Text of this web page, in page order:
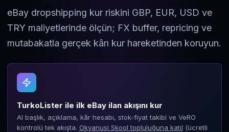
eBay dropshipping kur riskini GBP, EUR, USD ve
TRY maliyetlerinde ölçün; FX buffer, repricing ve
mutabakatla gerçek kârı kur hareketinden koruyun.
TurkoLister ile ilk eBay ilan akışını kur
AI başlık, açıklama, kâr hesabı, stok-fiyat takibi ve VeRO
kontrolü tek akışta. Okyanusi Skool topluluğuna katıl (ücretli